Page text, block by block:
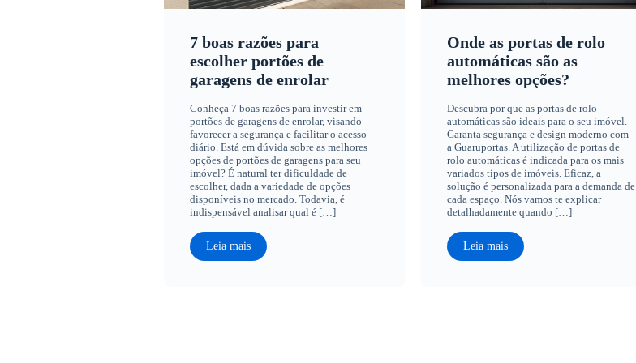
7 boas razões para
escolher portões de
garagens de enrolar
Conheça 7 boas razões para investir em
portões de garagens de enrolar, visando
favorecer a segurança e facilitar o acesso
diário. Está em dúvida sobre as melhores
opções de portões de garagens para seu
imóvel? É natural ter dificuldade de
escolher, dada a variedade de opções
disponíveis no mercado. Todavia, é
indispensável analisar qual é […]
Leia mais
Onde as portas de rolo
automáticas são as
melhores opções?
Descubra por que as portas de rolo
automáticas são ideais para o seu imóvel.
Garanta segurança e design moderno com
a Guaruportas. A utilização de portas de
rolo automáticas é indicada para os mais
variados tipos de imóveis. Eficaz, a
solução é personalizada para a demanda de
cada espaço. Nós vamos te explicar
detalhadamente quando […]
Leia mais